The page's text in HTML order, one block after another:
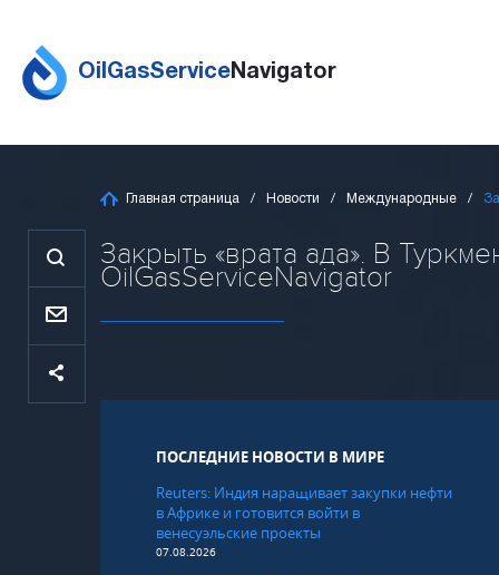
OilGasServiceNavigator
Главная страница Новости Международные
Закрыть «врата ада». В
OilGasServiceNavigator
ПОСЛЕДНИЕ НОВОСТИ В МИРЕ
Reuters: Индия наращивает закупки нефти
в Африке и готовится войти в
венесуэльские проекты
07.08.2026